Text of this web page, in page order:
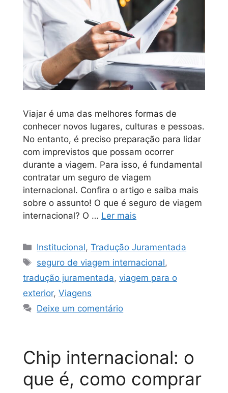
Viajar é uma das melhores formas de
conhecer novos lugares, culturas e pessoas.
No entanto, é preciso preparação para lidar
com imprevistos que possam ocorrer
durante a viagem. Para isso, é fundamental
contratar um seguro de viagem
internacional. Confira o artigo e saiba mais
sobre o assunto! O que é seguro de viagem
internacional? O … Ler mais
Institucional,Tradução Juramentada
seguro de viagem internacional,
tradução juramentada, viagem para o
exterior, Viagens
Deixe um comentário
Chip internacional: o
que é, como comprar